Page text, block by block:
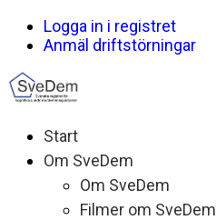
Logga in i registret
Anmäl driftstörningar
Start
Om SveDem
Om SveDem
Filmer om SveDem